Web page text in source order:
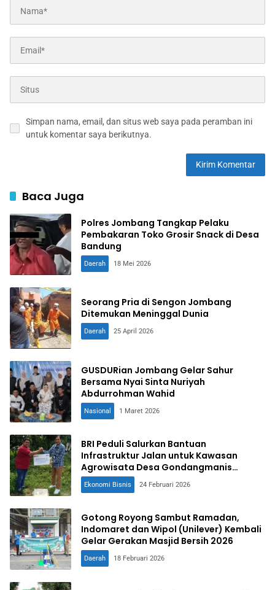
Simpan nama, email, dan situs web saya pada peramban ini
untuk komentar saya berikutnya.
Baca Juga
Polres Jombang Tangkap Pelaku
Pembakaran Toko Grosir Snack di Desa
Bandung
Daerah 18 Mei 2026
Seorang Pria di Sengon Jombang
Ditemukan Meninggal Dunia
Daerah 25 April 2026
GUSDURian Jombang Gelar Sahur
Bersama Nyai Sinta Nuriyah
Abdurrohman Wahid
Nasional 1 Maret 2026
BRI Peduli Salurkan Bantuan
Infrastruktur Jalan untuk Kawasan
Agrowisata Desa Gondangmanis
Jombang
Ekonomi Bisnis 24 Februari 2026
Gotong Royong Sambut Ramadan,
Indomaret dan Wipol (Unilever) Kembali
Gelar Gerakan Masjid Bersih 2026
Daerah 18 Februari 2026